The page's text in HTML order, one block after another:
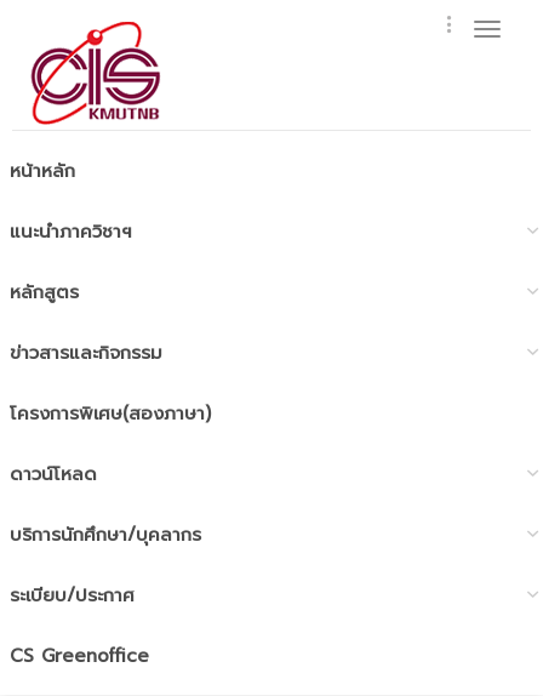
หน้าหลัก
แนะนำภาควิชาฯ
หลักสูตร
ข่าวสารและกิจกรรม
โครงการพิเศษ(สองภาษา)
ดาวน์โหลด
บริการนักศึกษา/บุคลากร
ระเบียบ/ประกาศ
CS Greenoffice